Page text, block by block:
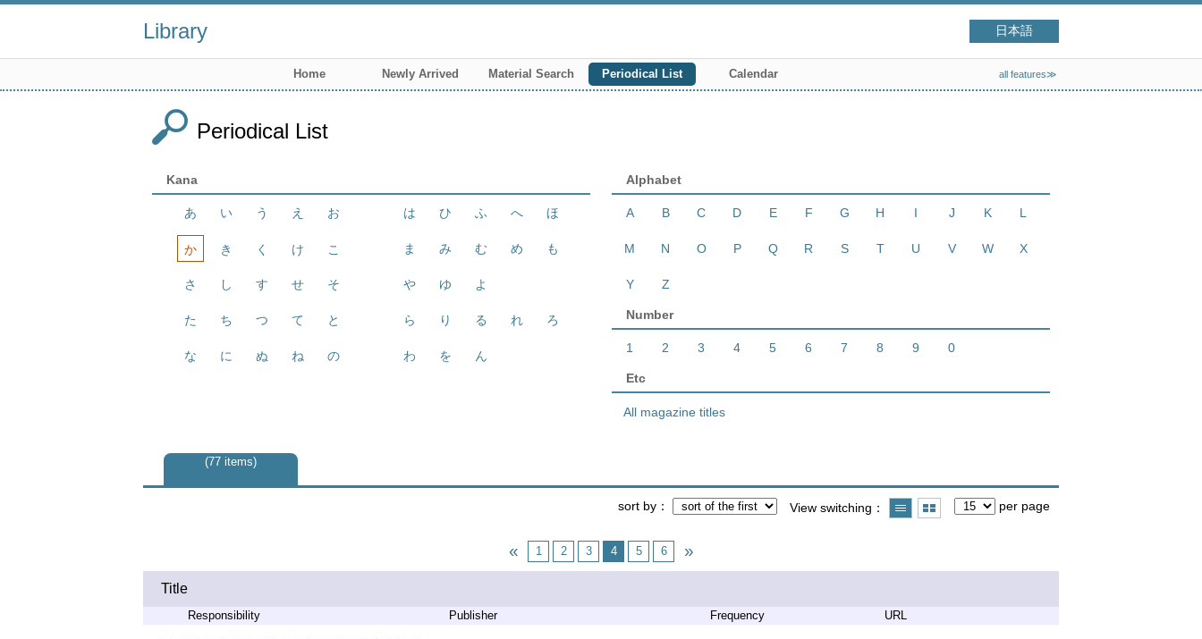
Library 日本語
Home Newly Arrived Material Search Periodical List Calendar all features≫
Periodical List
Kana
あ い う え お
か き く け こ
さ し す せ そ
た ち つ て と
な に ぬ ね の
は ひ ふ へ ほ
ま み む め も
や ゆ よ
ら り る れ ろ
わ を ん
Alphabet
A B C D E F G H I J K L
M N O P Q R S T U V W X
Y Z
Number
1 2 3 4 5 6 7 8 9 0
Etc
All magazine titles
77 items
sort by View switching per page
1 2 3 4 5 6
Title
Responsibility Publisher Frequency URL